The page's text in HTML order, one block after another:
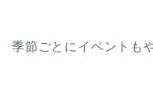
季節ごとにイベントも